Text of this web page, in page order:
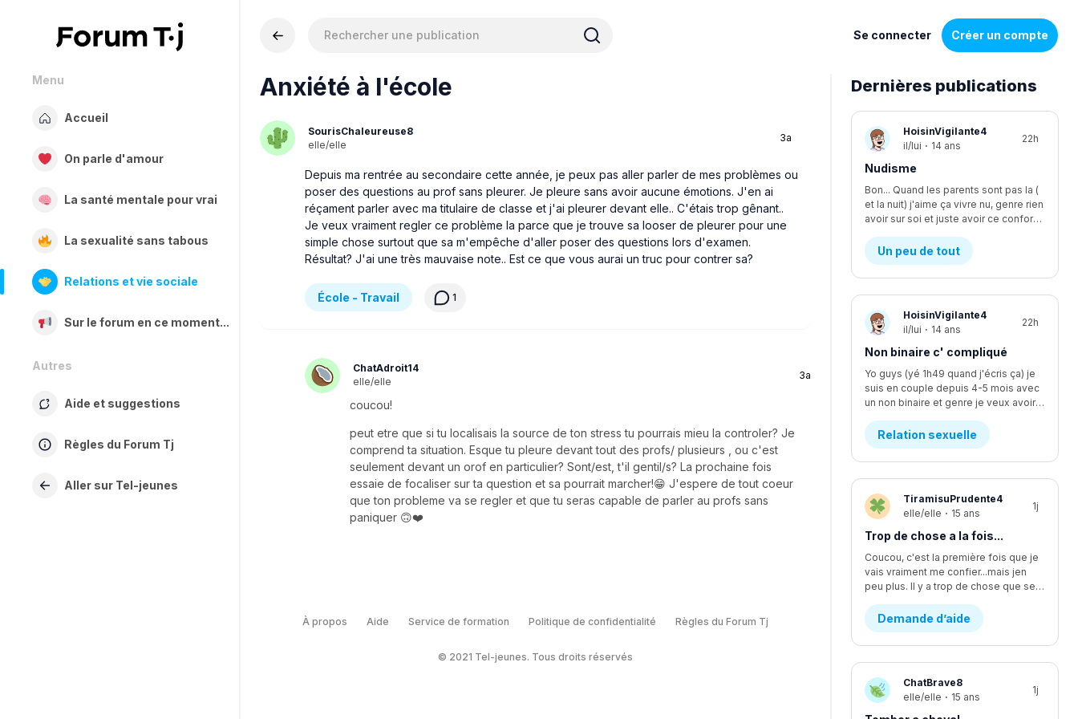
Se connecter Créer un compte
Menu
Accueil
On parle d'amour
La santé mentale pour vrai
La sexualité sans tabous
Relations et vie sociale
Sur le forum en ce moment...
Autres
Aide et suggestions
Règles du Forum Tj
Aller sur Tel-jeunes
Anxiété à l'école
SourisChaleureuse8
elle/elle
3a
Depuis ma rentrée au secondaire cette année, je peux pas aller parler de mes problèmes ou
poser des questions au prof sans pleurer. Je pleure sans avoir aucune émotions. J'en ai
réçament parler avec ma titulaire de classe et j'ai pleurer devant elle.. C'étais trop gênant..
Je veux vraiment regler ce problème la parce que je trouve sa looser de pleurer pour une
simple chose surtout que sa m'empêche d'aller poser des questions lors d'examen.
Résultat? J'ai une très mauvaise note.. Est ce que vous aurai un truc pour contrer sa?
École - Travail 1
ChatAdroit14
elle/elle
3a
coucou!
peut etre que si tu localisais la source de ton stress tu pourrais mieu la controler? Je
comprend ta situation. Esque tu pleure devant tout des profs/ plusieurs , ou c'est
seulement devant un orof en particulier? Sont/est, t'il gentil/s? La prochaine fois
essaie de focaliser sur ta question et sa pourrait marcher!😁 J'espere de tout coeur
que ton probleme va se regler et que tu seras capable de parler au profs sans
paniquer 🙃❤️
À propos Aide Service de formation Politique de confidentialité Règles du Forum Tj
© 2021 Tel-jeunes. Tous droits réservés
Dernières publications
Liste
de
discussions
HoisinVigilante4
il/lui · 14 ans
22h
Nudisme
Bon... Quand les parents sont pas la (
et la nuit) j'aime ça vivre nu, genre rien
avoir sur soi et juste avoir ce confort, je suis le seul à être nudiste... Et je fais kwa pour les voisins?
Un peu de tout
HoisinVigilante4
il/lui · 14 ans
22h
Non binaire c' compliqué
Yo guys (yé 1h49 quand j'écris ça) je
suis en couple depuis 4-5 mois avec
un non binaire et genre je veux avoir des relations avec iel mais iel est pas sur d'être prêt, ça fait quelques temps qu'y commence à vouloir faire plus... L'affaire c que je me sens comme si je l'écoutais pas assez mais finalement je suis trop à l'écoute. Moi ça fait longtemps que je veux faire ma première fois avec iel, j'y est déjà pris les seins mais mtn iel veux plus, rendu la jsp kwa faire... J'y dit quoi pour lui demander pk iel veux plus me laisser les toucher?
Relation sexuelle
TiramisuPrudente4
elle/elle · 15 ans
1j
Trop de chose a la fois...
Coucou, c'est la première fois que je
vais vraiment me confier...mais jen
peu plus. Il y a trop de chose que se passe en même temps...en se moment, je suis en procès contre un pédophile... j'étais supposer aller lire une lettre devant la cour il y a deux semaines environ, mais ça été reporter au dans deux mois. Encore. Ça fsit 2 ans que c'est reporter chaque fois. Moi jetais enfin prête a passer par dessus...mais c'est encore loin d'être fini et ça va juste me stresser encore plus. J'ai aussi été victims d'un viol d'un ami proche. Ça aussi sa failli partir en procès et c'était stressant parce que j'avais plein dappel par rapport a sa de pleins de personnes. Ma mère m'explicais pas bien les nouvelles par rapport a sa, se qui me faisait croire pleins d'affaires qui était fausse. Sinon, je change d'école cette année, pour mon secondaire 4. Je vais dans une école ou je ne suis pas vraiment apprecier, sans trop savoir pourquoi...je vais perdre tout mes amis et de sec 1 à sec 3 sa été les seuls années dans une seule école de tout ma vie. Lintidimation reviens de plus en plus...J'ai l'impression de redevenir comme avant...celle qui ce noyait dans le négatif a toute situation. J'ai vraiment changer aujourd'hui, sauf que j'ai trop l'impression de redevenir celle que j'étais...J'ai recommencer a me scarifier, alors que sa fais au moins des mois et des mois que je ne lavais pas fait....je ne sais plus du tout quoi faire...merci de m'avoir lu, c'est très apprecier 🤍
Demande d’aide
ChatBrave8
elle/elle · 15 ans
1j